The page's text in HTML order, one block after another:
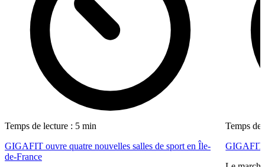
Temps de lecture : 5 min
GIGAFIT ouvre quatre nouvelles salles de sport en Île-
de-France
Temps de
GIGAFIT